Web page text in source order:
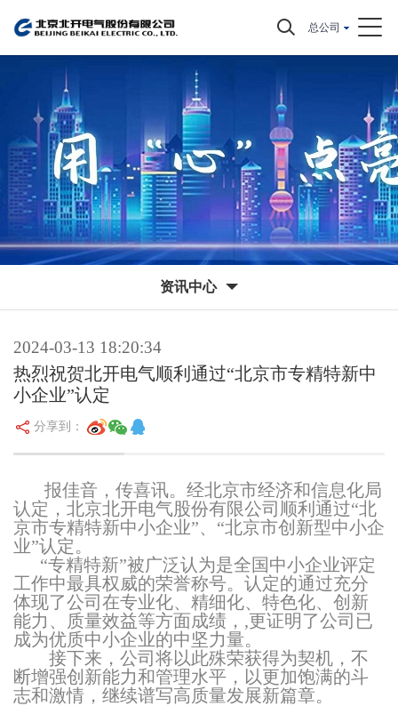
总公司
资讯中心
2024-03-13 18:20:34
热烈祝贺北开电气顺利通过“北京市专精特新中
小企业”认定
分享到：
报佳音，传喜讯。经北京市经济和信息化局
认定，北京北开电气股份有限公司顺利通过“北
京市专精特新中小企业”、“北京市创新型中小企
业”认定。
“专精特新”被广泛认为是全国中小企业评定
工作中最具权威的荣誉称号。认定的通过充分
体现了公司在专业化、精细化、特色化、创新
能力、质量效益等方面成绩，,更证明了公司已
成为优质中小企业的中坚力量。
接下来，公司将以此殊荣获得为契机，不
断增强创新能力和管理水平，以更加饱满的斗
志和激情，继续谱写高质量发展新篇章。